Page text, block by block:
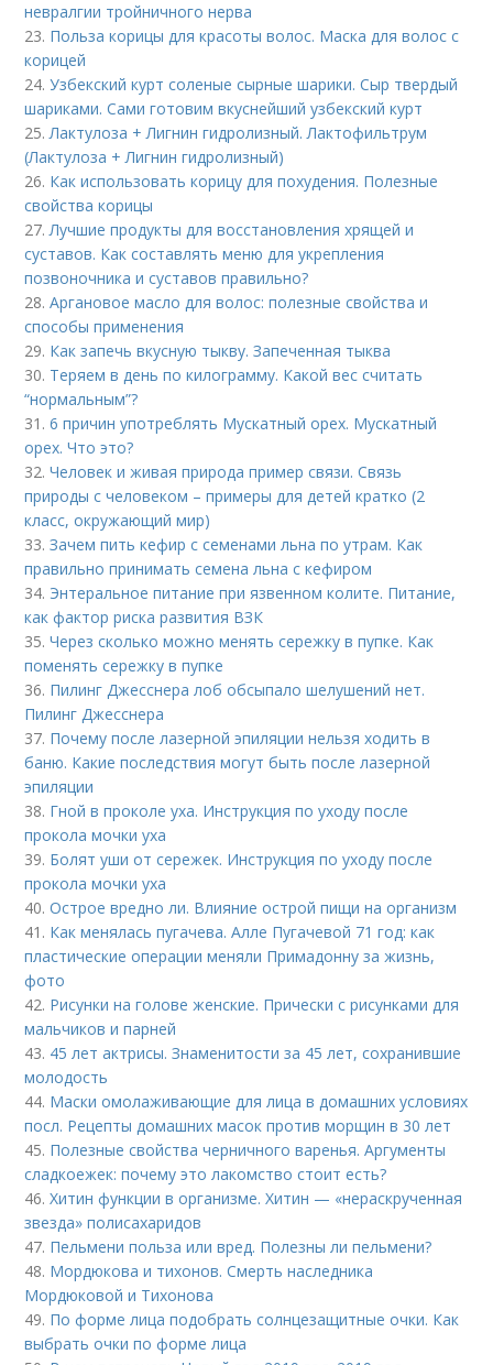
невралгии тройничного нерва
23. Польза корицы для красоты волос. Маска для волос с
корицей
24.Узбекский курт соленые сырные шарики. Сыр твердый
шариками. Сами готовим вкуснейший узбекский курт
25.Лактулоза + Лигнин гидролизный. Лактофильтрум
(Лактулоза + Лигнин гидролизный)
26. Как использовать корицу для похудения. Полезные
свойства корицы
27.Лучшие продукты для восстановления хрящей и
суставов. Как составлять меню для укрепления
позвоночника и суставов правильно?
28.Аргановое масло для волос: полезные свойства и
способы применения
29. Как запечь вкусную тыкву. Запеченная тыква
30. Теряем в день по килограмму. Какой вес считать
“нормальным”?
31.6 причин употреблять Мускатный орех. Мускатный
орех. Что это?
32.Человек и живая природа пример связи. Связь
природы с человеком – примеры для детей кратко (2
класс, окружающий мир)
33.Зачем пить кефир с семенами льна по утрам. Как
правильно принимать семена льна с кефиром
34. Энтеральное питание при язвенном колите. Питание,
как фактор риска развития ВЗК
35.Через сколько можно менять сережку в пупке. Как
поменять сережку в пупке
36. Пилинг Джесснера лоб обсыпало шелушений нет.
Пилинг Джесснера
37. Почему после лазерной эпиляции нельзя ходить в
баню. Какие последствия могут быть после лазерной
эпиляции
38. Гной в проколе уха. Инструкция по уходу после
прокола мочки уха
39. Болят уши от сережек. Инструкция по уходу после
прокола мочки уха
40.Острое вредно ли. Влияние острой пищи на организм
41. Как менялась пугачева. Алле Пугачевой 71 год: как
пластические операции меняли Примадонну за жизнь,
фото
42. Рисунки на голове женские. Прически с рисунками для
мальчиков и парней
43. 45 лет актрисы. Знаменитости за 45 лет, сохранившие
молодость
44. Маски омолаживающие для лица в домашних условиях
посл. Рецепты домашних масок против морщин в 30 лет
45. Полезные свойства черничного варенья. Аргументы
сладкоежек: почему это лакомство стоит есть?
46.Хитин функции в организме. Хитин — «нераскрученная
звезда» полисахаридов
47. Пельмени польза или вред. Полезны ли пельмени?
48. Мордюкова и тихонов. Смерть наследника
Мордюковой и Тихонова
49. По форме лица подобрать солнцезащитные очки. Как
выбрать очки по форме лица